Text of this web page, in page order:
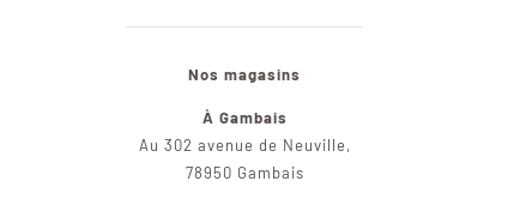
Nos magasins
À Gambais
Au 302 avenue de Neuville,
78950 Gambais